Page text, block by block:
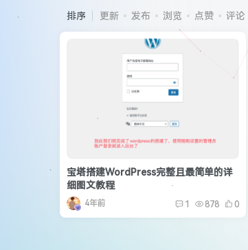
排序
更新 发布 浏览 点赞 评论
宝塔搭建WordPress完整且最简单的详
细图文教程
4年前 1 878 0